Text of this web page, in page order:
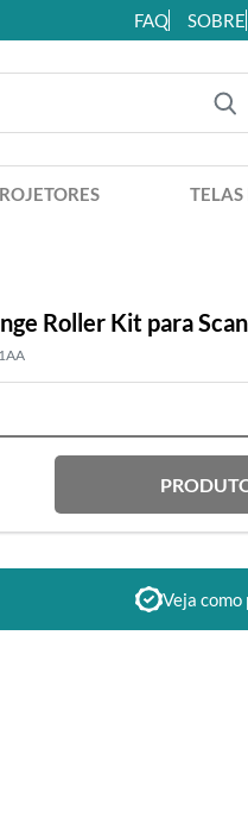
FAQ SOBRE
Roller Kit para
Veja